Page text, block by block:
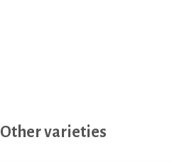
Other varieties